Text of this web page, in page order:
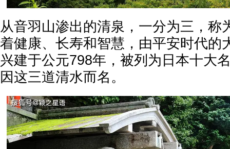
从音羽山渗出的清泉，一分为三，称
着健康、长寿和智慧，由平安时代的
兴建于公元798年，被列为日本十大
因这三道清水而名。